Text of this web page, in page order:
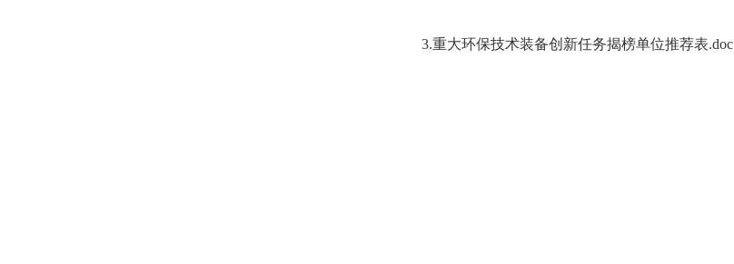
3.重大环保技术装备创新任务揭榜单位推荐表.doc